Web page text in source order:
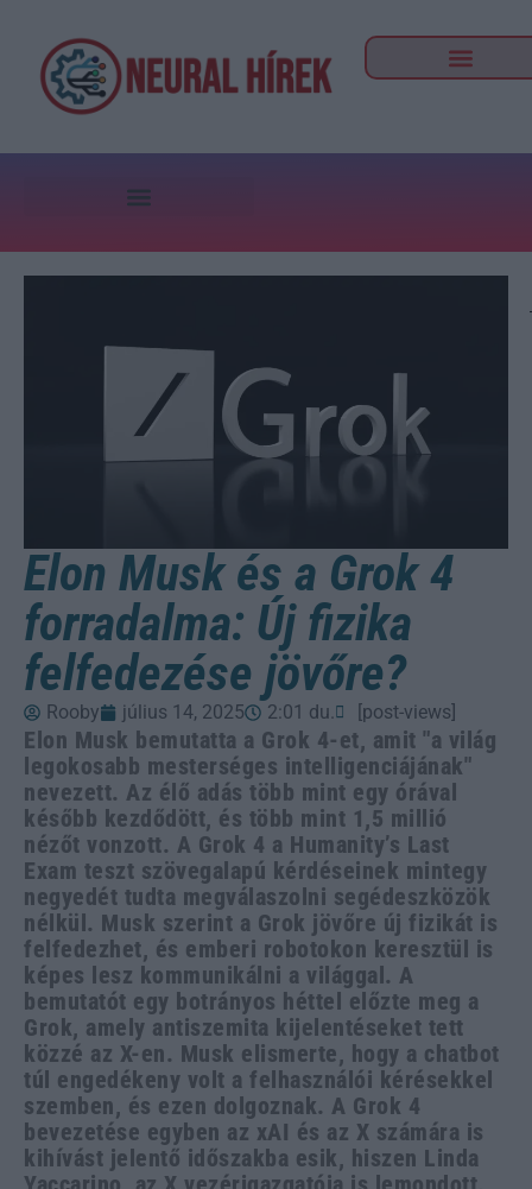
Elon Musk és a Grok 4
forradalma: Új fizika
felfedezése jövőre?
Rooby július 14, 2025 2:01 du. [post-views]
Elon Musk bemutatta a Grok 4-et, amit "a világ
legokosabb mesterséges intelligenciájának"
nevezett. Az élő adás több mint egy órával
később kezdődött, és több mint 1,5 millió
nézőt vonzott. A Grok 4 a Humanity’s Last
Exam teszt szövegalapú kérdéseinek mintegy
negyedét tudta megválaszolni segédeszközök
nélkül. Musk szerint a Grok jövőre új fizikát is
felfedezhet, és emberi robotokon keresztül is
képes lesz kommunikálni a világgal. A
bemutatót egy botrányos héttel előzte meg a
Grok, amely antiszemita kijelentéseket tett
közzé az X-en. Musk elismerte, hogy a chatbot
túl engedékeny volt a felhasználói kérésekkel
szemben, és ezen dolgoznak. A Grok 4
bevezetése egyben az xAI és az X számára is
kihívást jelentő időszakba esik, hiszen Linda